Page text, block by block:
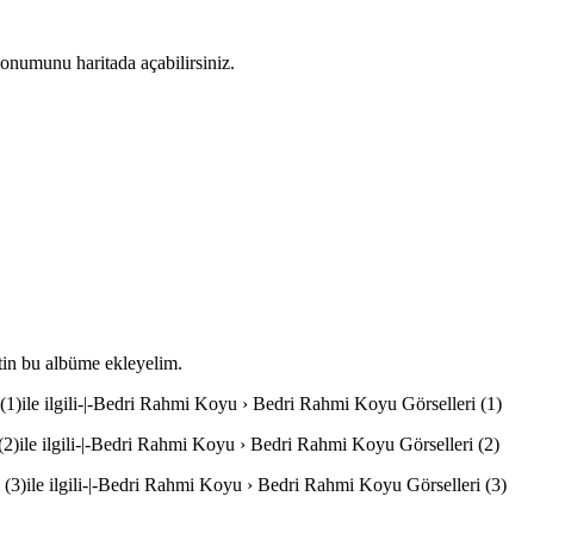
haritada açabilirsiniz.
bu albüme ekleyelim.
ilgili-|-Bedri Rahmi Koyu › Bedri Rahmi Koyu Görselleri (1)
ilgili-|-Bedri Rahmi Koyu › Bedri Rahmi Koyu Görselleri (2)
ilgili-|-Bedri Rahmi Koyu › Bedri Rahmi Koyu Görselleri (3)